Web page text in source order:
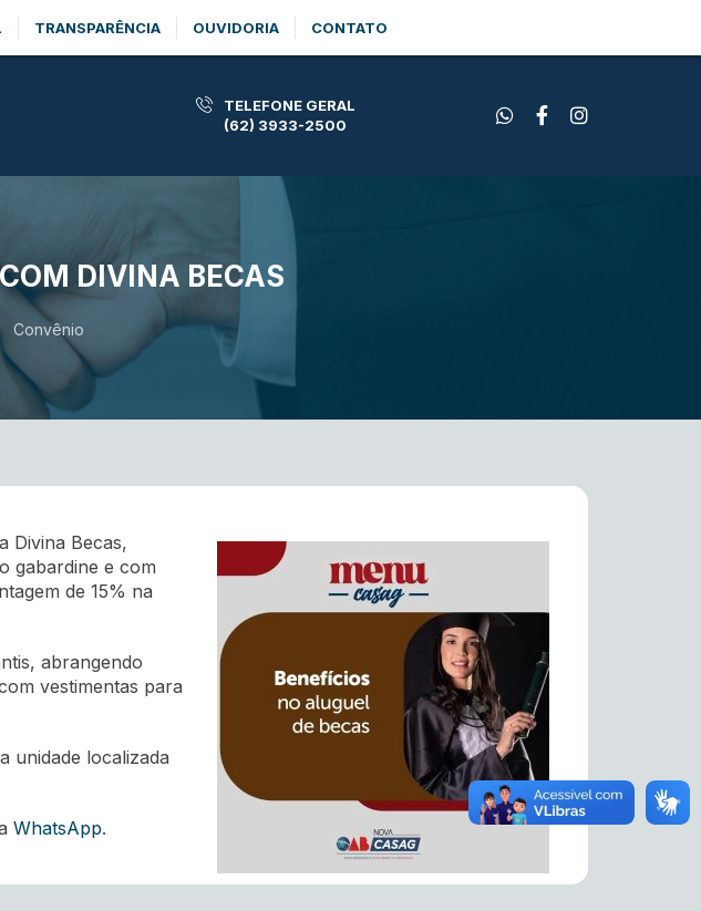
TRANSPARÊNCIA OUVIDORIA CONTATO
TELEFONE GERAL
(62) 3933-2500
DIVINA BECAS
Convênio
Divina Becas,
gabardine e com
de 15% na
abrangendo
vestimentas para
unidade localizada
WhatsApp.